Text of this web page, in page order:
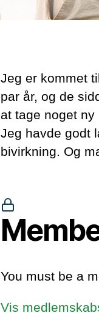
Jeg er kommet
par år, og de
at tage noget
Jeg havde godt
bivirkning. Og
You must be a
Vis